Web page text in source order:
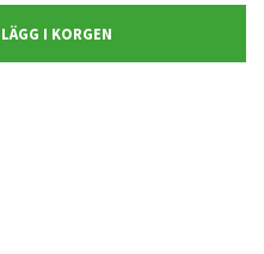
LÄGG I KORGEN